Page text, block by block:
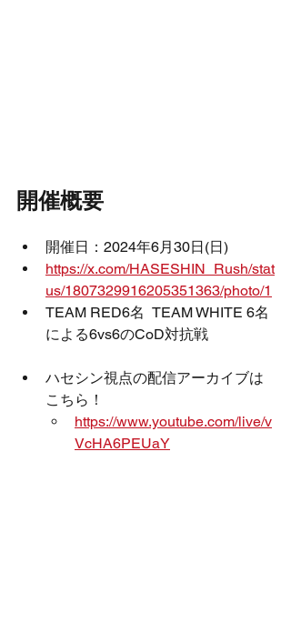
開催概要
開催日：2024年6月30日(日)
https://x.com/HASESHIN_Rush/stat
us/1807329916205351363/photo/1
TEAM RED6名  TEAM WHITE 6名
による6vs6のCoD対抗戦
ハセシン視点の配信アーカイブは
こちら！
https://www.youtube.com/live/v
VcHA6PEUaY